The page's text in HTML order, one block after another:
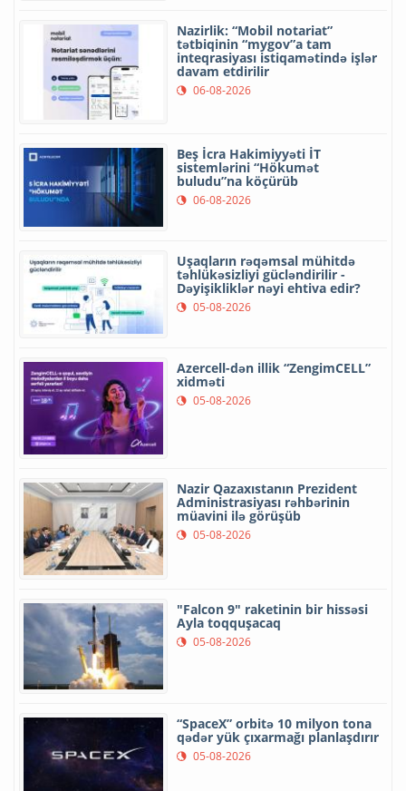
Nazirlik: “Mobil notariat”
tətbiqinin “mygov”a tam
inteqrasiyası istiqamətində işlər
davam etdirilir
06-08-2026
Beş İcra Hakimiyyəti İT
sistemlərini “Hökumət
buludu”na köçürüb
06-08-2026
Uşaqların rəqəmsal mühitdə
təhlükəsizliyi gücləndirilir -
Dəyişikliklər nəyi ehtiva edir?
05-08-2026
Azercell-dən illik “ZengimCELL”
xidməti
05-08-2026
Nazir Qazaxıstanın Prezident
Administrasiyası rəhbərinin
müavini ilə görüşüb
05-08-2026
"Falcon 9" raketinin bir hissəsi
Ayla toqquşacaq
05-08-2026
“SpaceX” orbitə 10 milyon tona
qədər yük çıxarmağı planlaşdırır
05-08-2026